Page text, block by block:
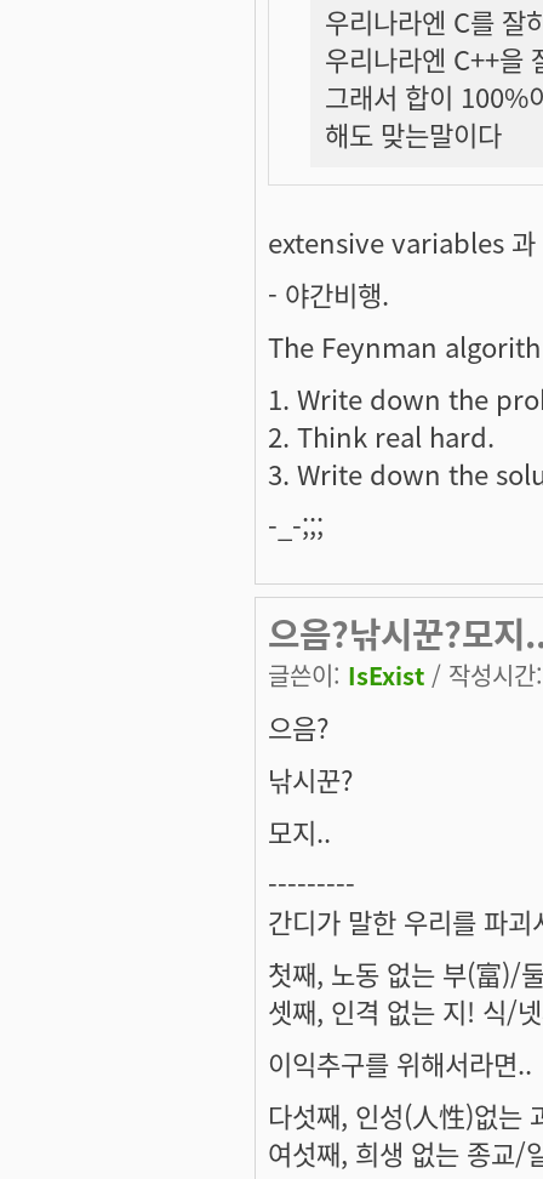
우리나라엔 C를 잘
우리나라엔 C++을
그래서 합이 100%
해도 맞는말이다
extensive variables
- 야간비행.
The Feynman
1. Write down the
2. Think real hard.
3. Write down the
-_-;;;
으음?낚시꾼?모지
글쓴이: IsExist / 작성시
으음?
낚시꾼?
모지..
---------
간디가 말한 우리를 파
첫째, 노동 없는 부(富)/
셋째, 인격 없는 지! 식/
이익추구를 위해서라면..
다섯째, 인성(人性)없는
여섯째, 희생 없는 종교/